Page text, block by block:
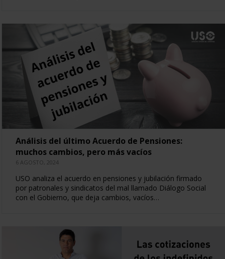
Análisis del último Acuerdo de Pensiones:
muchos cambios, pero más vacíos
6 AGOSTO, 2024
USO analiza el acuerdo en pensiones y jubilación firmado
por patronales y sindicatos del mal llamado Diálogo Social
con el Gobierno, que deja cambios, vacíos…